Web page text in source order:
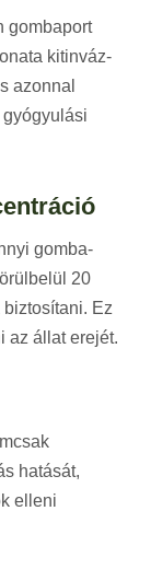
gombaport
kitinváz-
azonnal
gomba-
20
Ez
az állat erejét.
hatását,
elleni